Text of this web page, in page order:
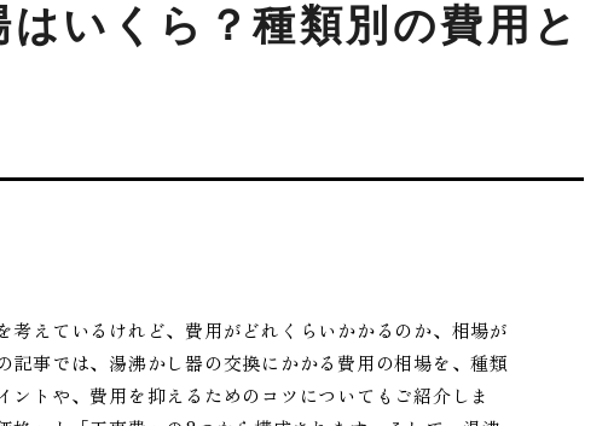
いくら？種類別の費用と
えているけれど、費用がどれくらいかかるのか、相場が
事では、湯沸かし器の交換にかかる費用の相場を、種類
トや、費用を抑えるためのコツについてもご紹介しま